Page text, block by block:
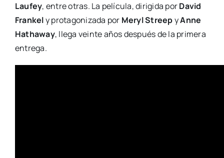
Laufey, entre otras. La película, dirigida porDavid
Frankely protagonizada por Meryl StreepyAnne
Hathaway, llega veinte años después de la primera
entrega.